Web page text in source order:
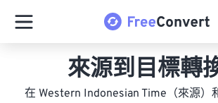
來源到目標轉
在 Western Indonesian Time（來源）